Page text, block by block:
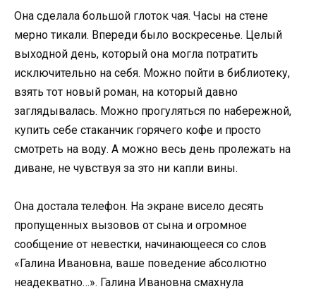
Она сделала большой глоток чая. Часы на стене
мерно тикали. Впереди было воскресенье. Целый
выходной день, который она могла потратить
исключительно на себя. Можно пойти в библиотеку,
взять тот новый роман, на который давно
заглядывалась. Можно прогуляться по набережной,
купить себе стаканчик горячего кофе и просто
смотреть на воду. А можно весь день пролежать на
диване, не чувствуя за это ни капли вины.
Она достала телефон. На экране висело десять
пропущенных вызовов от сына и огромное
сообщение от невестки, начинающееся со слов
«Галина Ивановна, ваше поведение абсолютно
неадекватно…». Галина Ивановна смахнула